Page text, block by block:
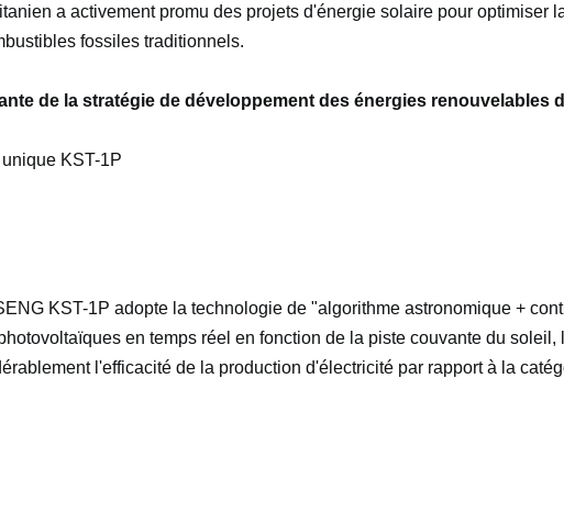
a activement promu des projets d'énergie solaire pour optimiser
fossiles traditionnels.
KST-1P adopte la technologie de "algorithme astronomique +
en temps réel en fonction de la piste couvante du soleil,
l'efficacité de la production d'électricité par rapport à la